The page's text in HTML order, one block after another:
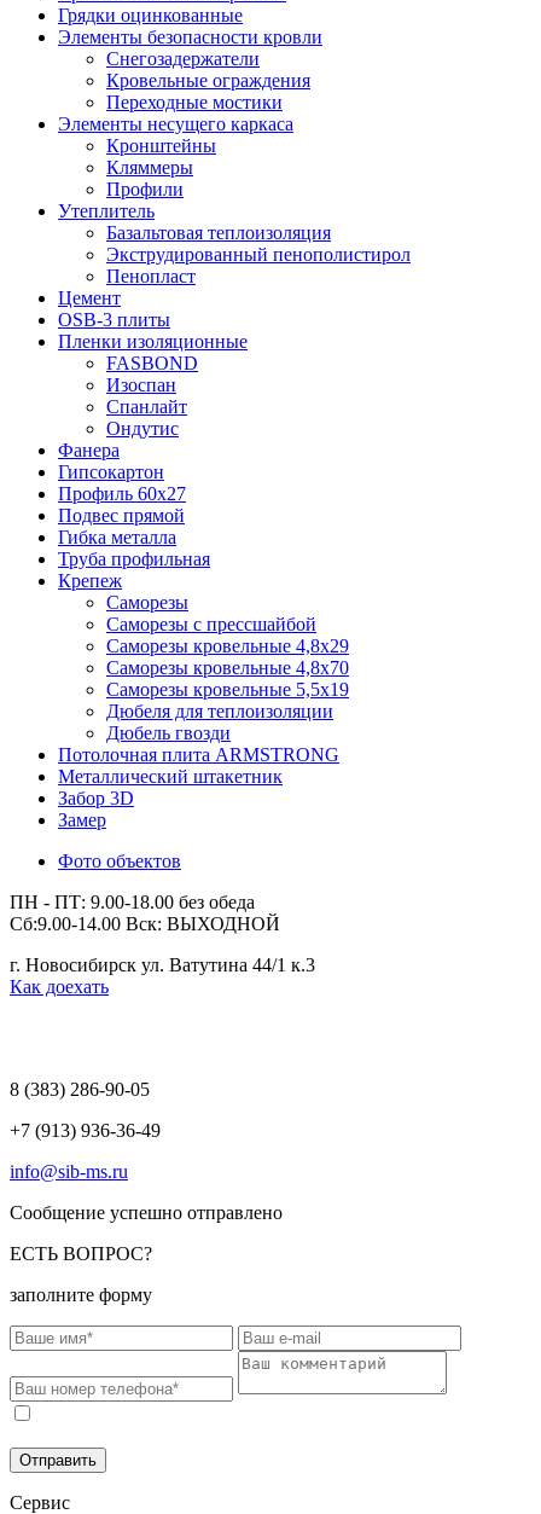
Грядки оцинкованные
Элементы безопасности кровли
Снегозадержатели
Кровельные ограждения
Переходные мостики
Элементы несущего каркаса
Кронштейны
Кляммеры
Профили
Утеплитель
Базальтовая теплоизоляция
Экструдированный пенополистирол
Пенопласт
Цемент
OSB-3 плиты
Пленки изоляционные
FASBOND
Изоспан
Спанлайт
Ондутис
Фанера
Гипсокартон
Профиль 60х27
Подвес прямой
Гибка металла
Труба профильная
Крепеж
Саморезы
Саморезы с прессшайбой
Саморезы кровельные 4,8х29
Саморезы кровельные 4,8х70
Саморезы кровельные 5,5х19
Дюбеля для теплоизоляции
Дюбель гвозди
Потолочная плита ARMSTRONG
Металлический штакетник
Забор 3D
Замер
Фото объектов
ПН - ПТ: 9.00-18.00 без обеда
Сб:9.00-14.00 Вск: ВЫХОДНОЙ
г. Новосибирск ул. Ватутина 44/1 к.3
Как доехать
8 (383) 286-90-05
+7 (913) 936-36-49
info@sib-ms.ru
Сообщение успешно отправлено
ЕСТЬ ВОПРОС?
заполните форму
Отправить
Сервис